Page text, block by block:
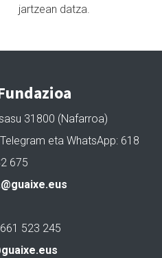
jartzean datza.
31800 (Nafarroa)
eta WhatsApp: 618
675
661 523 245